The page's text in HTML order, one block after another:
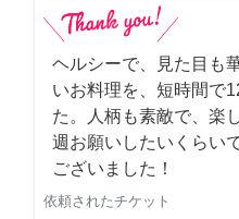
ヘルシーで、見た目も
いお料理を、短時間で
た。人柄も素敵で、楽
週お願いしたいくらい
ございました！
依頼されたチケット